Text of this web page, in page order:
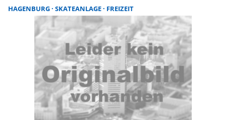
die anderen beim WM-Turnier um Punkte. Zum
Abschluss gab es Bratwurst für alle Teilnehmer.
HAGENBURG SKATEANLAGE FREIZEIT